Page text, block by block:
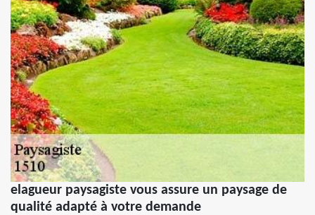
elagueur paysagiste vous assure un paysage de
qualité adapté à votre demande